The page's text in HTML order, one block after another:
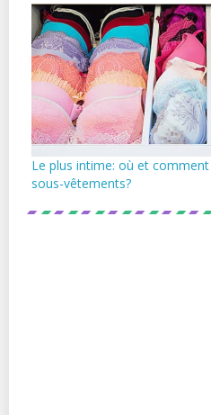
Le plus intime: où et
sous-vêtements?